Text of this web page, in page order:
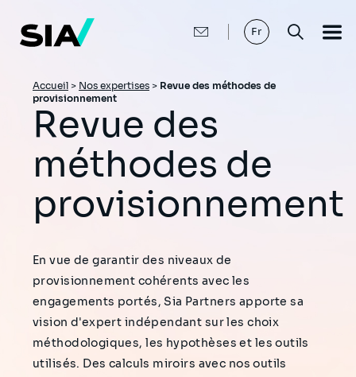
contenu
principal
Fr
Fil
d'Ariane
Accueil > Nos expertises > Revue des méthodes de
provisionnement
Revue des
méthodes de
provisionnement
En vue de garantir des niveaux de
provisionnement cohérents avec les
engagements portés, Sia Partners apporte sa
vision d'expert indépendant sur les choix
méthodologiques, les hypothèses et les outils
utilisés. Des calculs miroirs avec nos outils